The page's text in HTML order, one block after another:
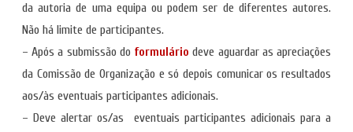
da autoria de uma equipa ou podem ser de diferentes autores.
Não há limite de participantes.
– Após a submissão do formulário deve aguardar as apreciações
da Comissão de Organização e só depois comunicar os resultados
aos/às eventuais participantes adicionais.
– Deve alertar os/as eventuais participantes adicionais para a